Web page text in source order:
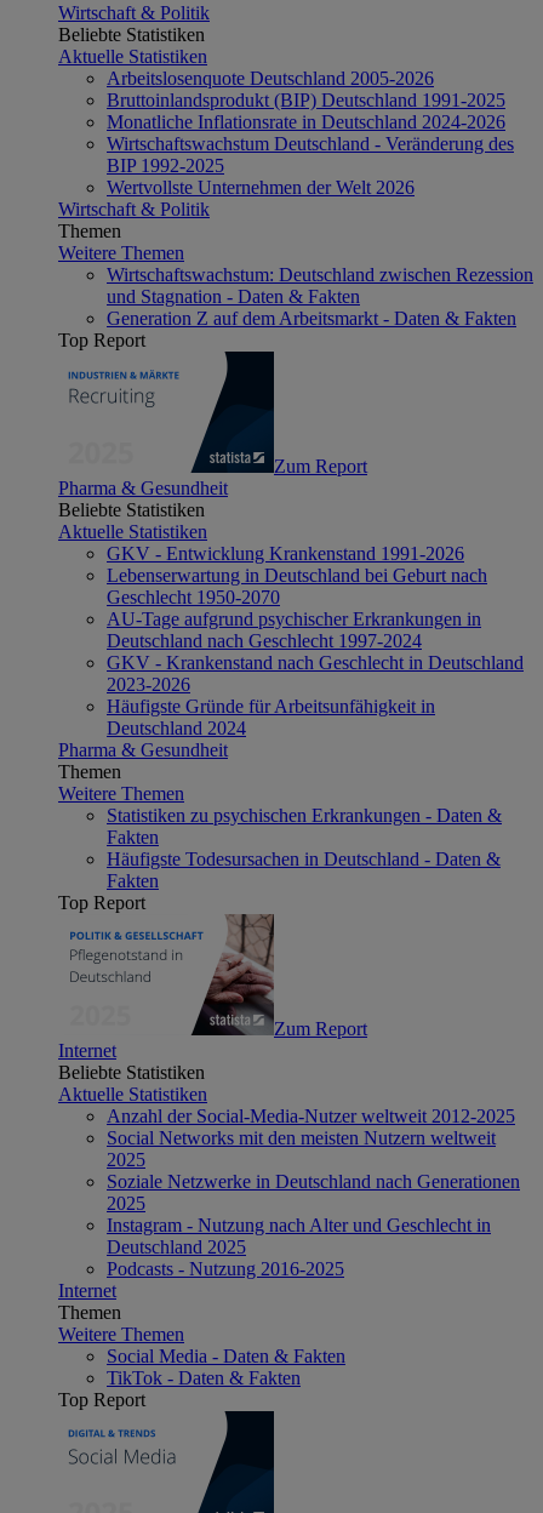
Wirtschaft & Politik
Beliebte Statistiken
Aktuelle Statistiken
Arbeitslosenquote Deutschland 2005-2026
Bruttoinlandsprodukt (BIP) Deutschland 1991-2025
Monatliche Inflationsrate in Deutschland 2024-2026
Wirtschaftswachstum Deutschland - Veränderung des
BIP 1992-2025
Wertvollste Unternehmen der Welt 2026
Wirtschaft & Politik
Themen
Weitere Themen
Wirtschaftswachstum: Deutschland zwischen Rezession
und Stagnation - Daten & Fakten
Generation Z auf dem Arbeitsmarkt - Daten & Fakten
Top Report
Zum Report
Pharma & Gesundheit
Beliebte Statistiken
Aktuelle Statistiken
GKV - Entwicklung Krankenstand 1991-2026
Lebenserwartung in Deutschland bei Geburt nach
Geschlecht 1950-2070
AU-Tage aufgrund psychischer Erkrankungen in
Deutschland nach Geschlecht 1997-2024
GKV - Krankenstand nach Geschlecht in Deutschland
2023-2026
Häufigste Gründe für Arbeitsunfähigkeit in
Deutschland 2024
Pharma & Gesundheit
Themen
Weitere Themen
Statistiken zu psychischen Erkrankungen - Daten &
Fakten
Häufigste Todesursachen in Deutschland - Daten &
Fakten
Top Report
Zum Report
Internet
Beliebte Statistiken
Aktuelle Statistiken
Anzahl der Social-Media-Nutzer weltweit 2012-2025
Social Networks mit den meisten Nutzern weltweit
2025
Soziale Netzwerke in Deutschland nach Generationen
2025
Instagram - Nutzung nach Alter und Geschlecht in
Deutschland 2025
Podcasts - Nutzung 2016-2025
Internet
Themen
Weitere Themen
Social Media - Daten & Fakten
TikTok - Daten & Fakten
Top Report